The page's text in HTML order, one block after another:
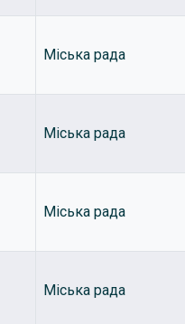
Міська рада
Міська рада
Міська рада
Міська рада